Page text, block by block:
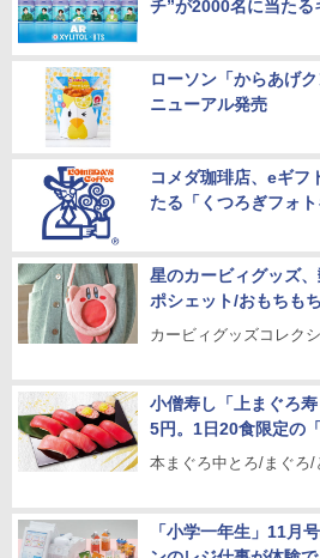
チ”が2000名に当たる
ローソン「からあげ
ニューアル発売
コメダ珈琲店、eギフ
たる「くつろぎフォト
星のカービィグッズ
ポシェット/おもちも
カービィグッズコレク
小僧寿し「上まぐろ
5円。1日20食限定の
本まぐろ中とろ/まぐろ
「小学一年生」11月